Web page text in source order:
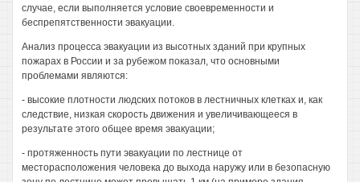
случае, если выполняется условие своевременности и
беспрепятственности эвакуации.
Анализ процесса эвакуации из высотных зданий при крупных
пожарах в России и за рубежом показал, что основными
проблемами являются:
- высокие плотности людских потоков в лестничных клетках и, как
следствие, низкая скорость движения и увеличивающееся в
результате этого общее время эвакуации;
- протяженность пути эвакуации по лестнице от
месторасположения человека до выхода наружу или в безопасную